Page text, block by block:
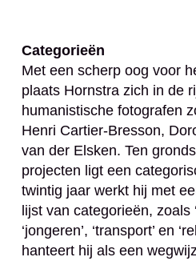
Categorieën
Met een scherp oog voor
plaats Hornstra zich in de
humanistische fotografen
Henri Cartier-Bresson,
van der Elsken. Ten
projecten ligt een
twintig jaar werkt hij met
lijst van categorieën, zoals
‘jongeren’, ‘transport’ en
hanteert hij als een